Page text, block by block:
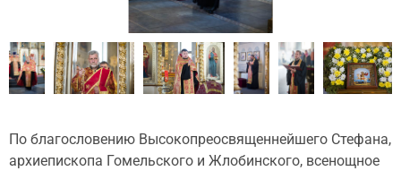
По благословению Высокопреосвященнейшего Стефана,
архиепископа Гомельского и Жлобинского, всенощное